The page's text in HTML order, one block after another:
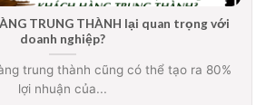
TRUNG THÀNH lại quan trọng với
doanh nghiệp?
trung thành cũng có thể tạo ra 80%
lợi nhuận của...